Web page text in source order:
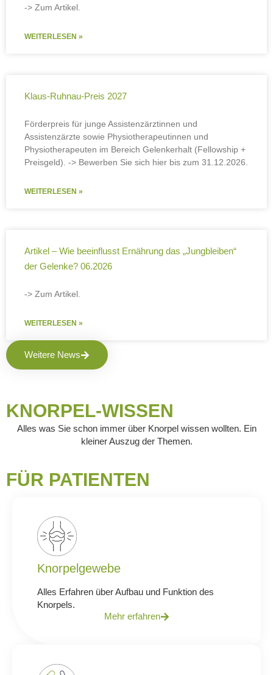
-> Zum Artikel.
WEITERLESEN »
Klaus-Ruhnau-Preis 2027
Förderpreis für junge Assistenzärztinnen und
Assistenzärzte sowie Physiotherapeutinnen und
Physiotherapeuten im Bereich Gelenkerhalt (Fellowship +
Preisgeld). -> Bewerben Sie sich hier bis zum 31.12.2026.
WEITERLESEN »
Artikel – Wie beeinflusst Ernährung das „Jungbleiben“
der Gelenke? 06.2026
-> Zum Artikel.
WEITERLESEN »
Weitere News
KNORPEL-WISSEN
Alles was Sie schon immer über Knorpel wissen wollten. Ein
kleiner Auszug der Themen.
FÜR PATIENTEN
Knorpelgewebe
Alles Erfahren über Aufbau und Funktion des
Knorpels.
Mehr erfahren